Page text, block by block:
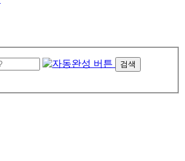
검색